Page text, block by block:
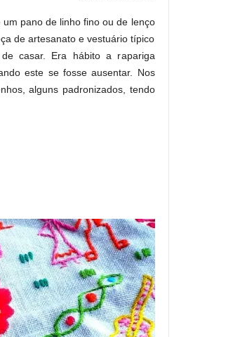
pano de linho fino ou de lenço
de artesanato e vestuário típico
casar. Era hábito a rapariga
este se fosse ausentar. Nos
alguns padronizados, tendo